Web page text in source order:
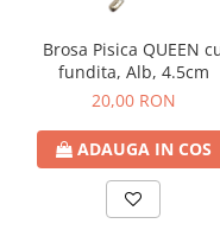
Brosa Pisica QUEEN
fundita, Alb, 4.5cm
20,00 RON
ADAUGA IN COS